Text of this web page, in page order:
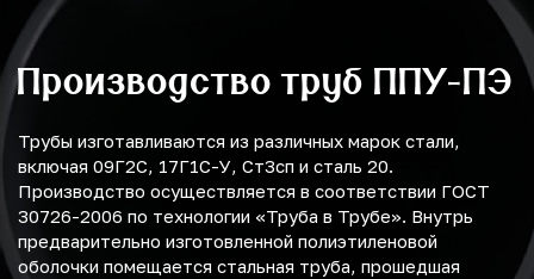
Производство труб ППУ-ПЭ
Трубы изготавливаются из различных марок стали,
включая 09Г2С, 17Г1С-У, Ст3сп и сталь 20.
Производство осуществляется в соответствии ГОСТ
30726-2006 по технологии «Труба в Трубе». Внутрь
предварительно изготовленной полиэтиленовой
оболочки помещается стальная труба, прошедшая